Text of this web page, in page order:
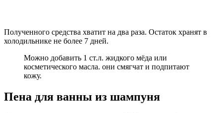
Полученного средства хватит на два раза. Остаток хранят в
холодильнике не более 7 дней.
Можно добавить 1 ст.л. жидкого мёда или
косметического масла. они смягчат и подпитают
кожу.
Пена для ванны из шампуня